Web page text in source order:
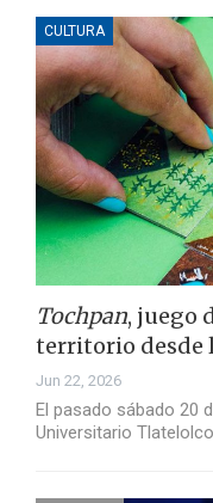
CULTURA
Tochpan, juego
territorio desde
Jun 22, 2026
El pasado sábado 20
Universitario